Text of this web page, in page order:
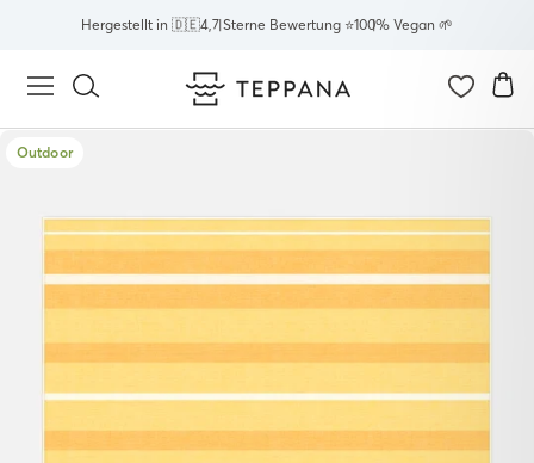
Inhalt
Hergestellt in 🇩🇪4,7 Sterne Bewertung ⭐100% Vegan 🌱
Seitennavigation
Outdoor